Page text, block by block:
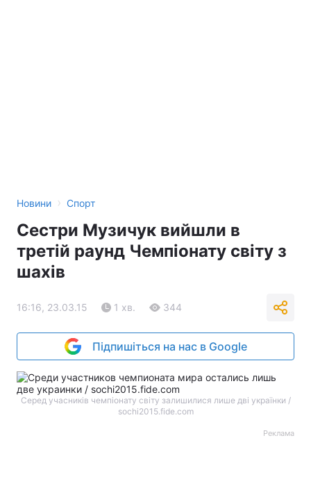
Новини › Спорт
Сестри Музичук вийшли в
третій раунд Чемпіонату світу з
шахів
16:16, 23.03.15 1 хв. 344
Підпишіться на нас в Google
Серед учасників чемпіонату світу залишилися лише дві українки /
sochi2015.fide.com
Реклама